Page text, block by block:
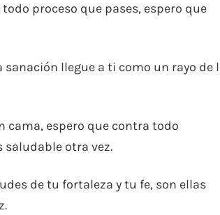
proceso que pases, espero que
llegue a ti como un rayo de
cama, espero que contra todo
saludable otra vez.
de tu fortaleza y tu fe, son ellas